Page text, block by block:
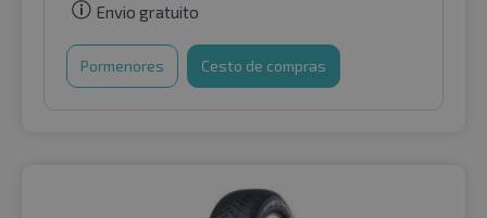
Envio gratuito
Pormenores Cesto de compras